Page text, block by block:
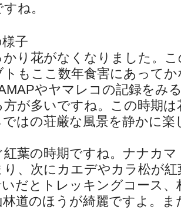
ね。
子
かり花がなくなりました。
トもここ数年食害にあって
やヤマレコの記録をみ
方が多いですね。この時期
ではの荘厳な風景を静かに
紅葉の時期ですね。ナナカ
り、次にカエデやカラ松が
だとトレッキングコース、
林道のほうが綺麗ですよ。